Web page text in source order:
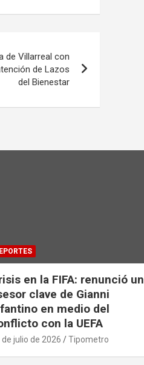
de Villarreal con
de Lazos
del Bienestar
en la FIFA: renunció un
clave de Gianni
en medio del
con la UEFA
de julio de 2026 Tipometro